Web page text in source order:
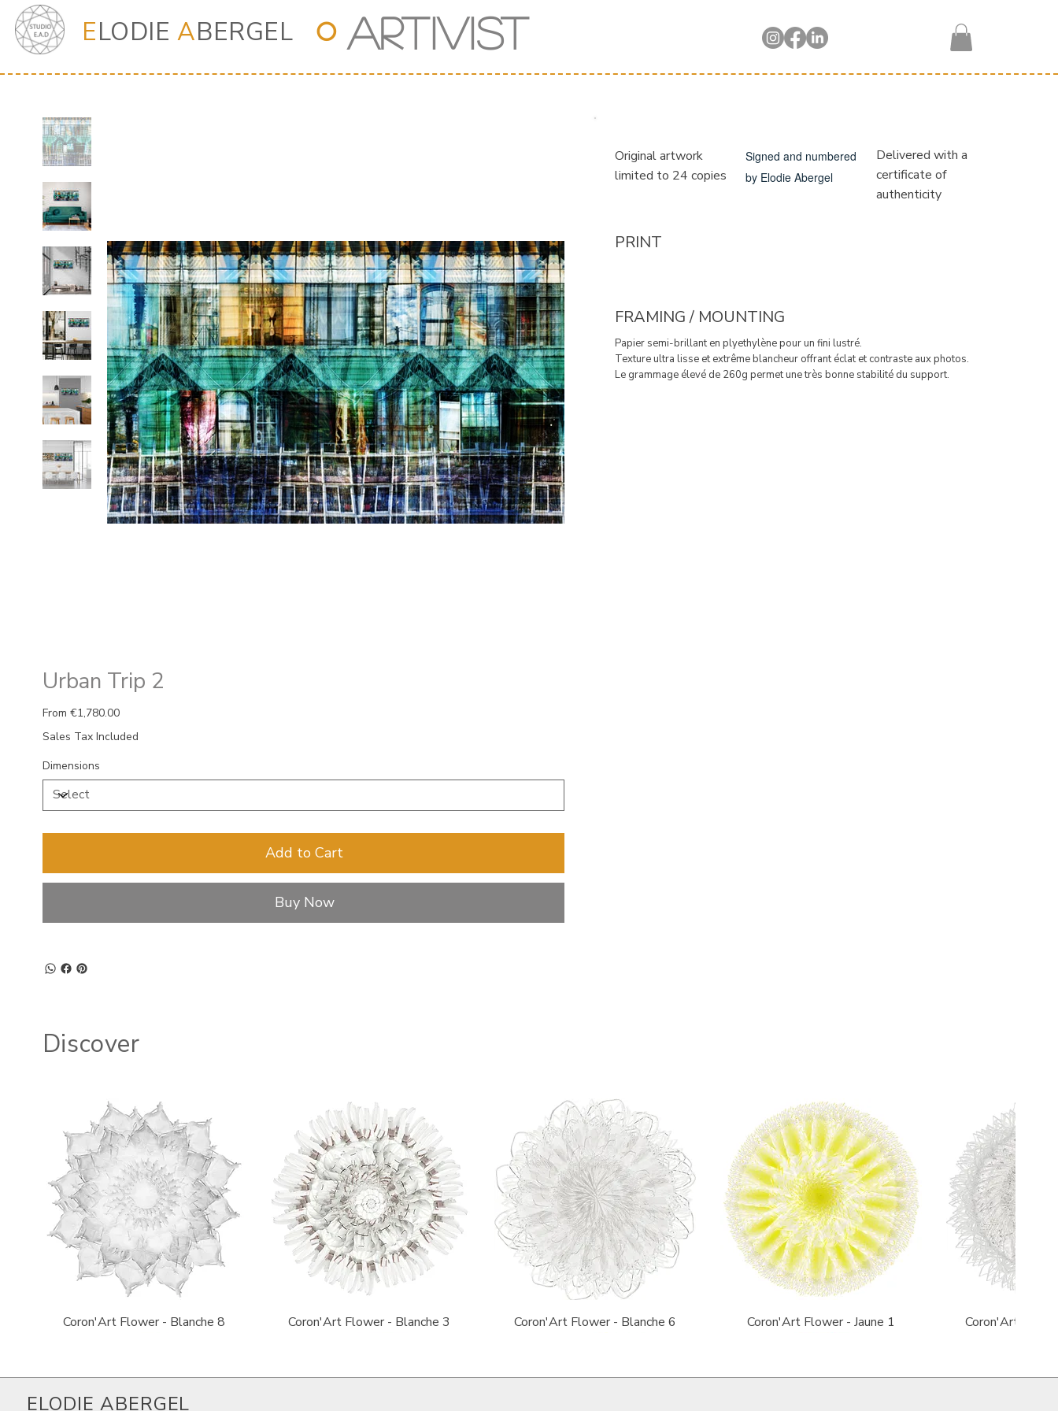
ELODIEABERGEL ⭘ Artivist
Discover
Quick View
Coron'Art Flower - Blanche 8 Quick View
Coron'Art Flower - Blanche 3 Quick View
Coron'Art Flower - Blanche 6 Quick View
Coron'Art Flower - Jaune 1 Coron'Art
Original artwork
limited to 24 copies
Signed and numbered
by Elodie Abergel
Delivered with a
certificate of
authenticity
PRINT
FRAMING / MOUNTING
Papier semi-brillant en plyethylène pour un fini lustré.
Texture ultra lisse et extrême blancheur offrant éclat et contraste aux photos.
Le grammage élevé de 260g permet une très bonne stabilité du support.
Urban Trip 2
From Price
€1,780.00
Sales Tax Included
Dimensions
Add to Cart
Buy Now
ELODIE ABERGEL